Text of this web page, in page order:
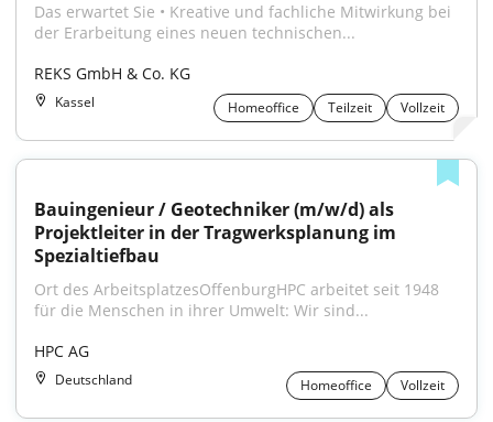
Das erwartet Sie • Kreative und fachliche Mitwirkung bei
der Erarbeitung eines neuen technischen...
REKS GmbH & Co. KG
Kassel Homeoffice Teilzeit Vollzeit
Bauingenieur / Geotechniker (m/w/d) als
Projektleiter in der Tragwerksplanung im
Spezialtiefbau
Ort des ArbeitsplatzesOffenburgHPC arbeitet seit 1948
für die Menschen in ihrer Umwelt: Wir sind...
HPC AG
Deutschland Homeoffice Vollzeit